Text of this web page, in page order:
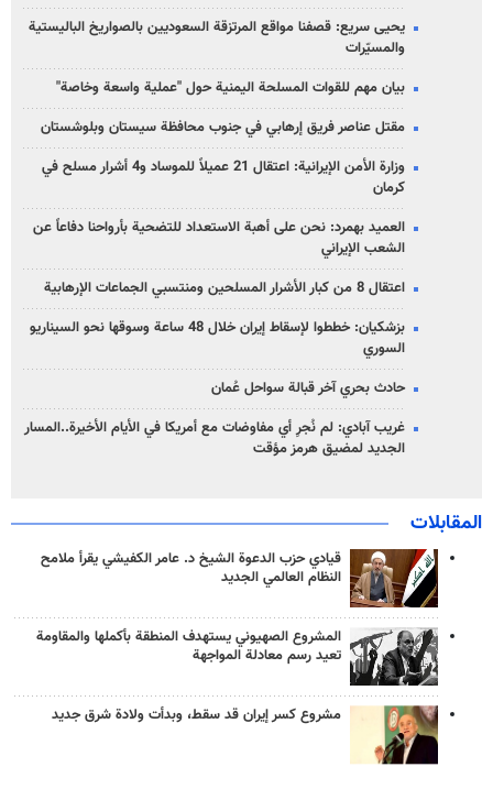
يحيى سريع: قصفنا مواقع المرتزقة السعوديين بالصواريخ الباليستية
والمسيّرات
بيان مهم للقوات المسلحة اليمنية حول "عملية واسعة وخاصة"
مقتل عناصر فريق إرهابي في جنوب محافظة سيستان وبلوشستان
وزارة الأمن الإيرانية: اعتقال 21 عميلاً للموساد و4 أشرار مسلح في
كرمان
العميد بهمرد: نحن على أهبة الاستعداد للتضحية بأرواحنا دفاعاً عن
الشعب الإيراني
اعتقال 8 من كبار الأشرار المسلحين ومنتسبي الجماعات الإرهابية
بزشكيان: خططوا لإسقاط إيران خلال 48 ساعة وسوقها نحو السيناريو
السوري
حادث بحري آخر قبالة سواحل عُمان
غريب آبادي: لم نُجرِ أي مفاوضات مع أمريكا في الأيام الأخيرة..المسار
الجديد لمضيق هرمز مؤقت
المقابلات
قيادي حزب الدعوة الشيخ د. عامر الكفيشي يقرأ ملامح
النظام العالمي الجديد
المشروع الصهيوني يستهدف المنطقة بأكملها والمقاومة
تعيد رسم معادلة المواجهة
مشروع كسر إيران قد سقط، وبدأت ولادة شرق جديد